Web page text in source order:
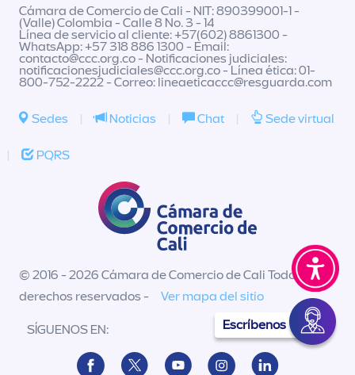
Escríbenos
Cámara de Comercio de Cali - NIT: 890399001-1 -
(Valle) Colombia - Calle 8 No. 3 - 14
Línea de servicio al cliente: +57(602) 8861300 -
WhatsApp: +57 318 886 1300 - Email:
contacto@ccc.org.co- Notificaciones judiciales:
notificacionesjudiciales@ccc.org.co- Línea ética: 01-
800-752-2222 - Correo: lineaeticaccc@resguarda.com
Sedes | Noticias | Chat | Sede virtual
| PQRS
© 2016 - 2026 Cámara de Comercio de Cali Todos los
derechos reservados -
Ver mapa del sitio
SÍGUENOS EN: